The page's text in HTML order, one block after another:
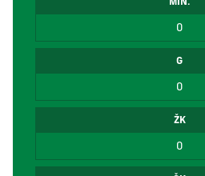
0
G
0
ŽK
0